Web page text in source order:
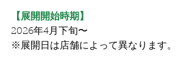
【展開開始時期】
2026年4月下旬〜
※展開日は店舗によって異なります。